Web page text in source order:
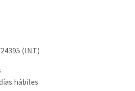
(INT)
hábiles